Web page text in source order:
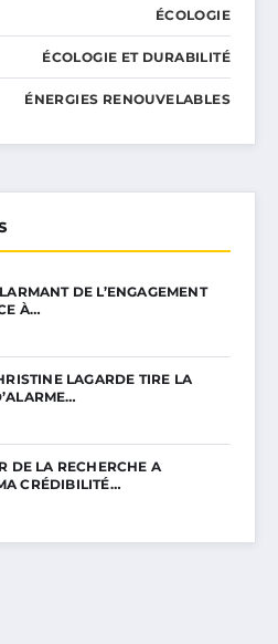
ÉCOLOGIE
ÉCOLOGIE ET DURABILITÉ
ÉNERGIES RENOUVELABLES
DE L’ENGAGEMENT
À…
LAGARDE TIRE LA
DE LA RECHERCHE A
CRÉDIBILITÉ…